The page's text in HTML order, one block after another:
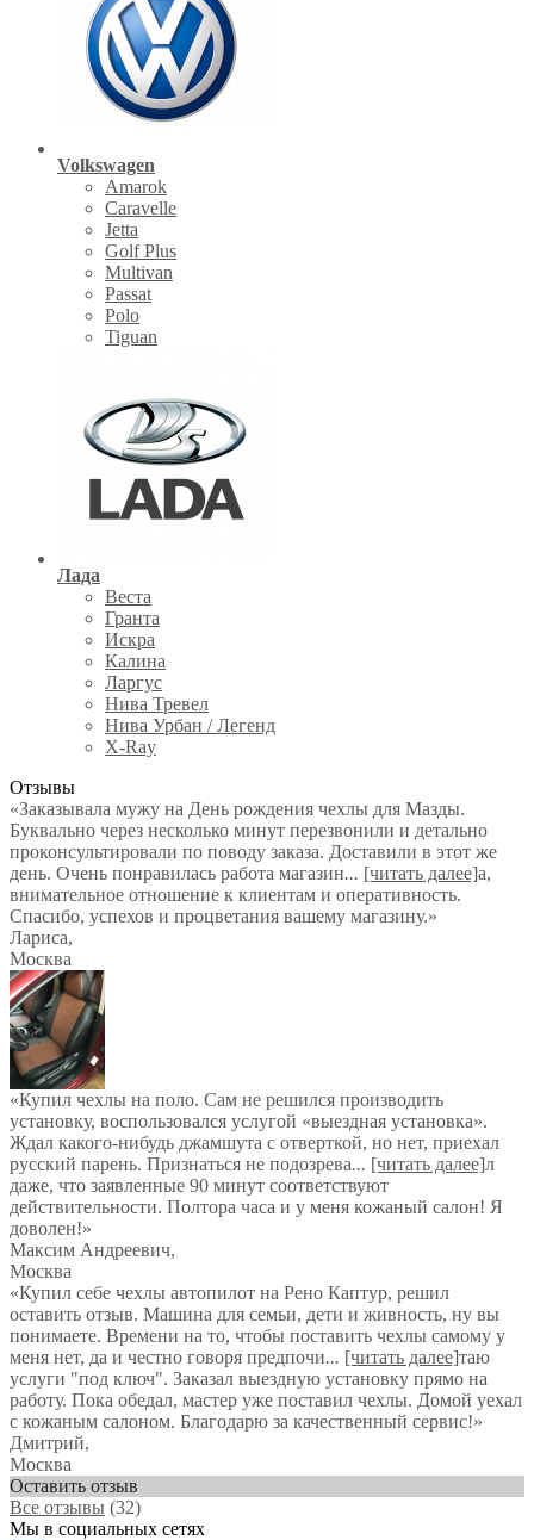
Volkswagen
Amarok
Caravelle
Jetta
Golf Plus
Multivan
Passat
Polo
Tiguan
Лада
Веста
Гранта
Искра
Калина
Ларгус
Нива Тревел
Нива Урбан / Легенд
X-Ray
Отзывы
«Заказывала мужу на День рождения чехлы для Мазды.
Буквально через несколько минут перезвонили и детально
проконсультировали по поводу заказа. Доставили в этот же
день. Очень понравилась работа магазин... [читать далее]а,
внимательное отношение к клиентам и оперативность.
Спасибо, успехов и процветания вашему магазину.»
Лариса,
Москва
«Купил чехлы на поло. Сам не решился производить
установку, воспользовался услугой «выездная установка».
Ждал какого-нибудь джамшута с отверткой, но нет, приехал
русский парень. Признаться не подозрева... [читать далее]л
даже, что заявленные 90 минут соответствуют
действительности. Полтора часа и у меня кожаный салон! Я
доволен!»
Максим Андреевич,
Москва
«Купил себе чехлы автопилот на Рено Каптур, решил
оставить отзыв. Машина для семьи, дети и живность, ну вы
понимаете. Времени на то, чтобы поставить чехлы самому у
меня нет, да и честно говоря предпочи... [читать далее]таю
услуги "под ключ". Заказал выездную установку прямо на
работу. Пока обедал, мастер уже поставил чехлы. Домой уехал
с кожаным салоном. Благодарю за качественный сервис!»
Дмитрий,
Москва
Оставить отзыв
Все отзывы (32)
Мы в социальных сетях